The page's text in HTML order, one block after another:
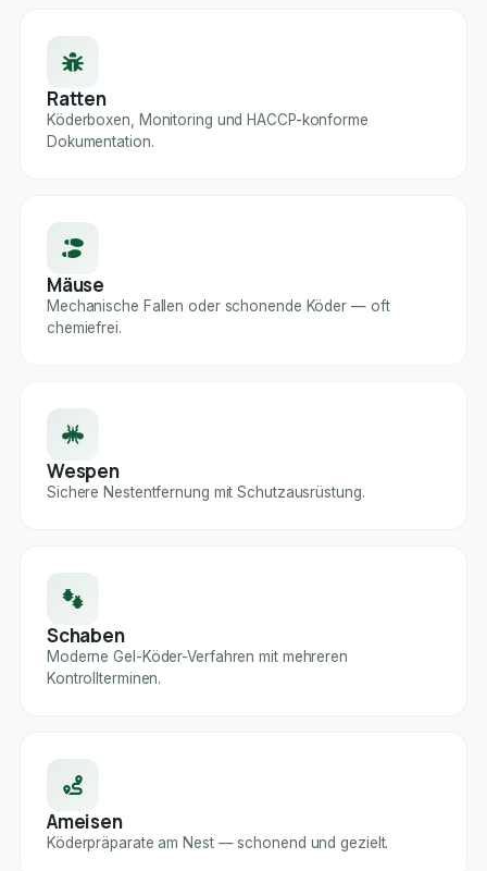
Ratten
Köderboxen, Monitoring und HACCP-konforme
Dokumentation.
Mäuse
Mechanische Fallen oder schonende Köder — oft
chemiefrei.
Wespen
Sichere Nestentfernung mit Schutzausrüstung.
Schaben
Moderne Gel-Köder-Verfahren mit mehreren
Kontrollterminen.
Ameisen
Köderpräparate am Nest — schonend und gezielt.